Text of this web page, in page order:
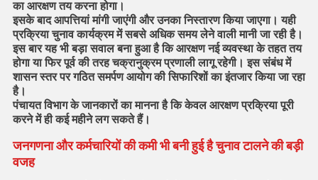
का आरक्षण तय करना होगा।
इसके बाद आपत्तियां मांगी जाएंगी और उनका निस्तारण किया जाएगा। यही
प्रक्रिया चुनाव कार्यक्रम में सबसे अधिक समय लेने वाली मानी जा रही है।
इस बार यह भी बड़ा सवाल बना हुआ है कि आरक्षण नई व्यवस्था के तहत तय
होगा या फिर पूर्व की तरह चक्रानुक्रम प्रणाली लागू रहेगी। इस संबंध में
शासन स्तर पर गठित समर्पण आयोग की सिफारिशों का इंतजार किया जा रहा
है।
पंचायत विभाग के जानकारों का मानना है कि केवल आरक्षण प्रक्रिया पूरी
करने में ही कई महीने लग सकते हैं।
जनगणना और कर्मचारियों की कमी भी बनी हुई है चुनाव टालने की बड़ी
वजह